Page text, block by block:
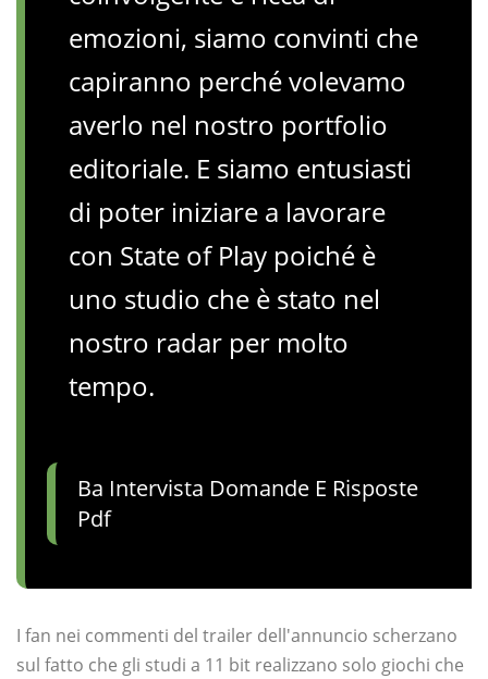
emozioni, siamo convinti che
capiranno perché volevamo
averlo nel nostro portfolio
editoriale. E siamo entusiasti
di poter iniziare a lavorare
con State of Play poiché è
uno studio che è stato nel
nostro radar per molto
tempo.
Ba Intervista Domande E Risposte
Pdf
I fan nei commenti del trailer dell'annuncio scherzano
sul fatto che gli studi a 11 bit realizzano solo giochi che